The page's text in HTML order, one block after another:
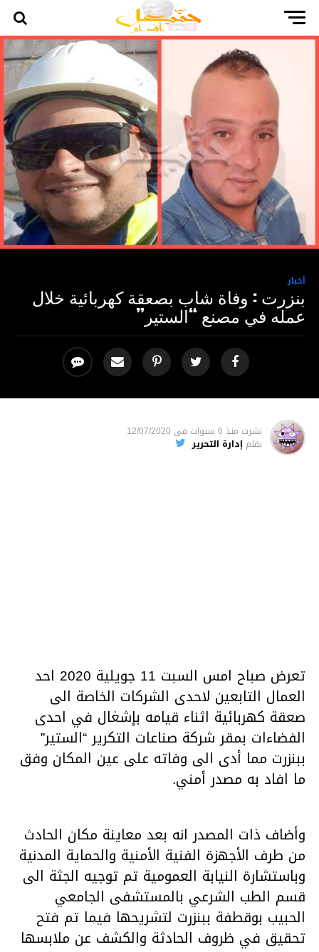
أخبار
بنزرت : وفاة شاب بصعقة كهربائية خلال
عمله في مصنع “الستير”
نشرت منذ 6 سنوات فى 12/07/2020
بقلم إدارة التحرير
تعرض صباح امس السبت 11 جويلية 2020 احد
العمال التابعين لاحدى الشركات الخاصة الى
صعقة كهربائية اثناء قيامه بإشغال في احدى
الفضاءات بمقر شركة صناعات التكرير “الستير”
ببنزرت مما أدى الى وفاته على عين المكان وفق
ما افاد به مصدر أمني.
وأضاف ذات المصدر انه بعد معاينة مكان الحادث
من طرف الأجهزة الفنية الأمنية والحماية المدنية
وباستشارة النيابة العمومية تم توجيه الجثة الى
قسم الطب الشرعي بالمستشفى الجامعي
الحبيب بوقطفة ببنزرت لتشريحها فيما تم فتح
تحقيق في ظروف الحادثة والكشف عن ملابسها